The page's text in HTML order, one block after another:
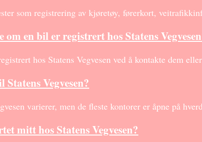
som registrering av kjøretøy, førerkort,
en bil er registrert hos Statens
hos Statens Vegvesen ved å kontakte dem
Vegvesen?
varierer, men de fleste kontorer er åpne på
mitt hos Statens Vegvesen?